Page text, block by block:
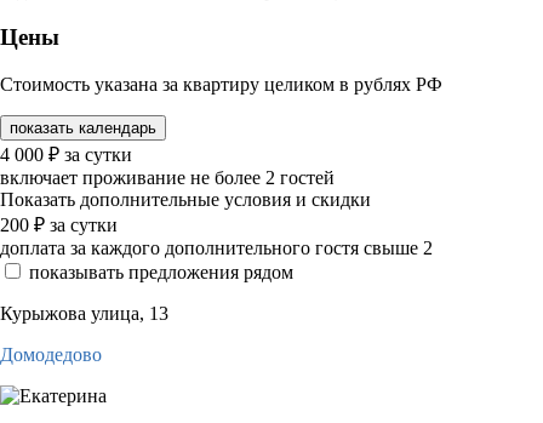
Цены
Стоимость указана за квартиру целиком в рублях РФ
показать календарь
4 000 ₽ за сутки
включает проживание не более 2 гостей
Показать дополнительные условия и скидки
200 ₽ за сутки
доплата за каждого дополнительного гостя свыше 2
показывать предложения рядом
Курыжова улица, 13
Домодедово